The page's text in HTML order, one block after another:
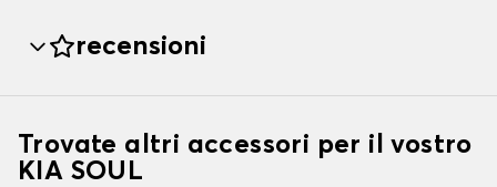
recensioni
Trovate altri accessori per il vostro
KIA SOUL